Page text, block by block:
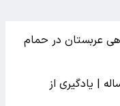
عربستان در حمام
جنسی معلم زن با شاگرد ۱۷ ساله | یادگیری از